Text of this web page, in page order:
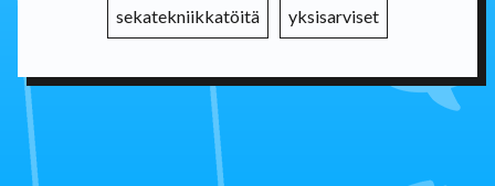
sekatekniikkatöitä yksisarviset